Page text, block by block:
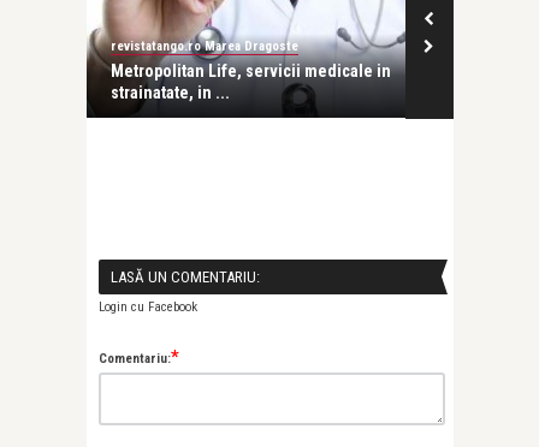
revistatango.ro Marea Dragoste
Metropolitan Life, servicii medicale in
strainatate, in ...
LASĂ UN COMENTARIU:
Login cu Facebook
Comentariu:*